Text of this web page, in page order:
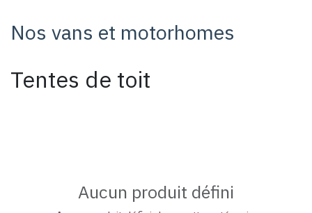
Nos vans et motorhomes
Tentes de toit
Aucun produit défini